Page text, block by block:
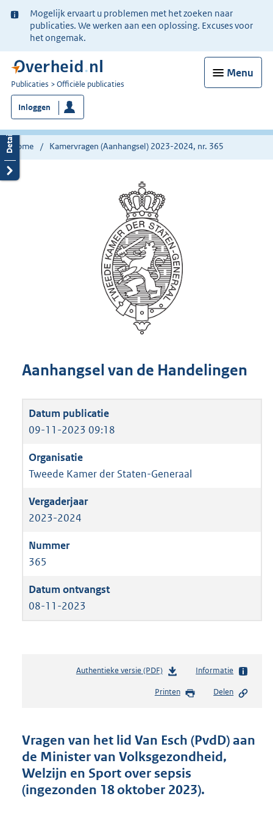
Ter
informatie:
Mogelijk ervaart u problemen met het zoeken naar
publicaties. We werken aan een oplossing. Excuses voor
het ongemak.
Menu
U
bent
nu
hier:
Publicaties Officiële publicaties
Inloggen
Home Kamervragen (Aanhangsel) 2023-2024, nr. 365
Aanhangsel van de Handelingen
09-11-2023 09:18
Tweede Kamer der Staten-Generaal
2023-2024
365
08-11-2023
Authentieke versie (PDF)b
s
n
d
s
g
r
Informatie
Printen Delen
Vragen van het lid Van Esch (PvdD) aan
de Minister van Volksgezondheid,
Welzijn en Sport over sepsis
(ingezonden 18 oktober 2023).